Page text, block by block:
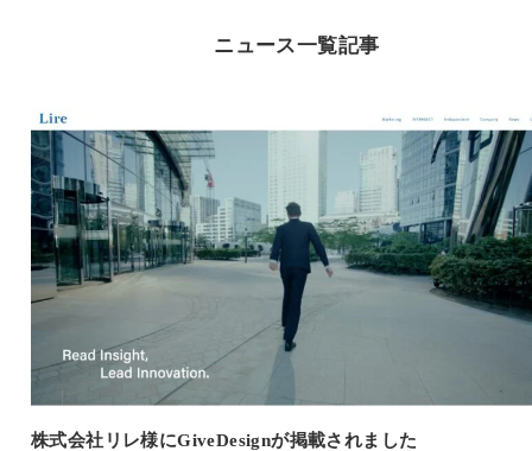
ニュース一覧記事
株式会社リレ様にGiveDesignが掲載されました